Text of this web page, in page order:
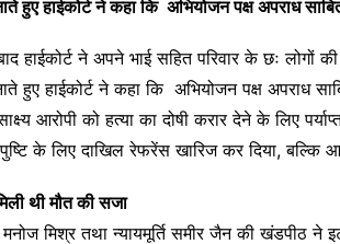
हुए हाईकोर्ट ने कहा कि अभियोजन पक्ष अपराध
हाईकोर्ट ने अपने भाई सहित परिवार के छः
हुए हाईकोर्ट ने कहा कि अभियोजन पक्ष अपराध
आरोपी को हत्या का दोषी करार देने के लिए
के लिए दाखिल रेफरेंस खारिज कर दिया, बल्कि
थी मौत की सजा
मिश्र तथा न्यायमूर्ति समीर जैन की खंडपीठ ने